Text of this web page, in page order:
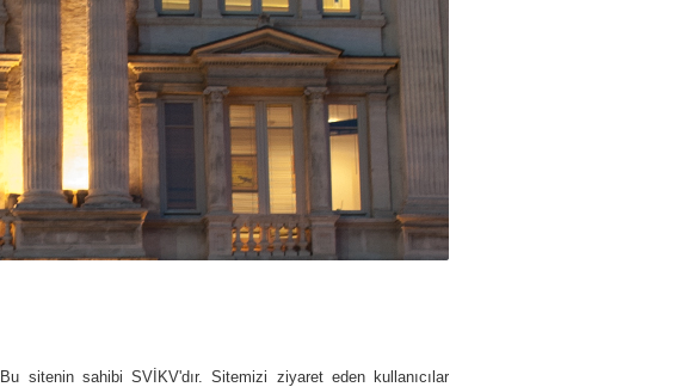
sitenin sahibi SVİKV'dır. Sitemizi ziyaret eden kullanıcılar